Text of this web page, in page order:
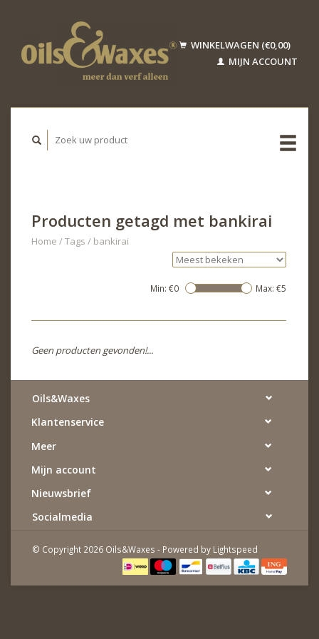
WINKELWAGEN (€0,00)
MIJN ACCOUNT
Producten getagd met bankirai
Home /Tags / bankirai
Min: €0 Max: €5
Geen producten gevonden!...
Oils&Waxes
Klantenservice
Meer
Mijn account
Nieuwsbrief
Socialmedia
© Copyright 2026 Oils&Waxes - Powered by Lightspeed